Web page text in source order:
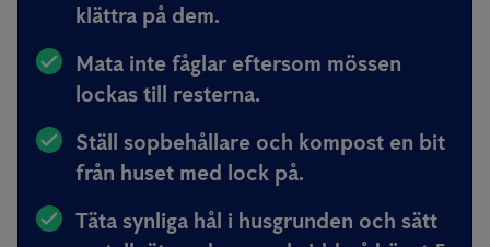
klättra på dem.
Mata inte fåglar eftersom mössen
lockas till resterna.
Ställ sopbehållare och kompost en bit
från huset med lock på.
Täta synliga hål i husgrunden och sätt